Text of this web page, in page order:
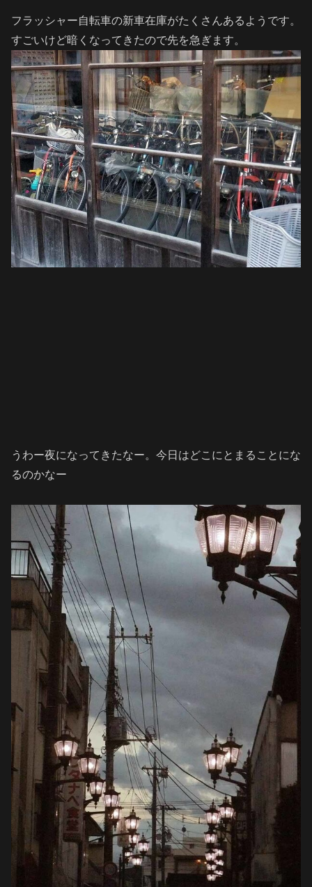
フラッシャー自転車の新車在庫がたくさんあるようです。
すごいけど暗くなってきたので先を急ぎます。
うわー夜になってきたなー。今日はどこにとまることにな
るのかなー